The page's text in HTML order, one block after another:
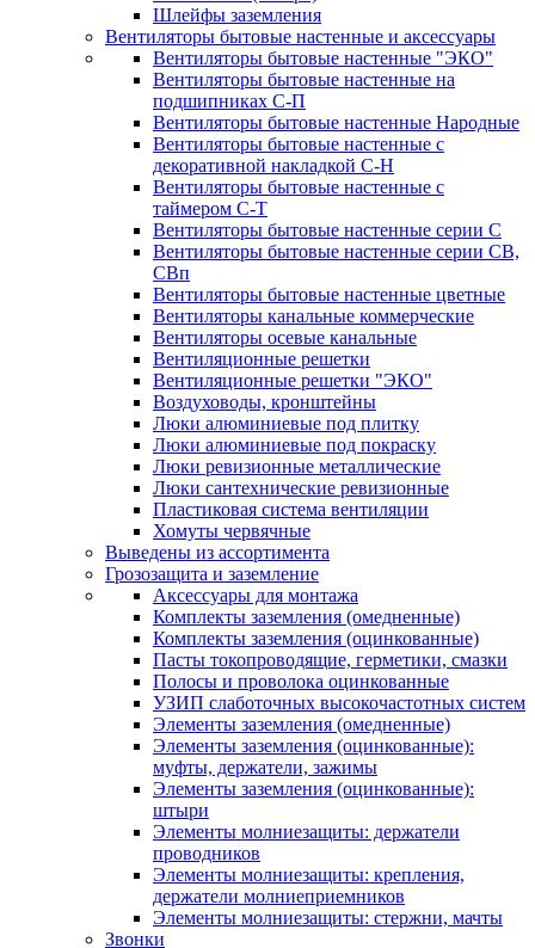
Шлейфы заземления
Вентиляторы бытовые настенные и аксессуары
Вентиляторы бытовые настенные "ЭКО"
Вентиляторы бытовые настенные на
подшипниках С-П
Вентиляторы бытовые настенные Народные
Вентиляторы бытовые настенные с
декоративной накладкой С-Н
Вентиляторы бытовые настенные с
таймером С-Т
Вентиляторы бытовые настенные серии С
Вентиляторы бытовые настенные серии СВ,
СВп
Вентиляторы бытовые настенные цветные
Вентиляторы канальные коммерческие
Вентиляторы осевые канальные
Вентиляционные решетки
Вентиляционные решетки "ЭКО"
Воздуховоды, кронштейны
Люки алюминиевые под плитку
Люки алюминиевые под покраску
Люки ревизионные металлические
Люки сантехнические ревизионные
Пластиковая система вентиляции
Хомуты червячные
Выведены из ассортимента
Грозозащита и заземление
Аксессуары для монтажа
Комплекты заземления (омедненные)
Комплекты заземления (оцинкованные)
Пасты токопроводящие, герметики, смазки
Полосы и проволока оцинкованные
УЗИП слаботочных высокочастотных систем
Элементы заземления (омедненные)
Элементы заземления (оцинкованные):
муфты, держатели, зажимы
Элементы заземления (оцинкованные):
штыри
Элементы молниезащиты: держатели
проводников
Элементы молниезащиты: крепления,
держатели молниеприемников
Элементы молниезащиты: стержни, мачты
Звонки